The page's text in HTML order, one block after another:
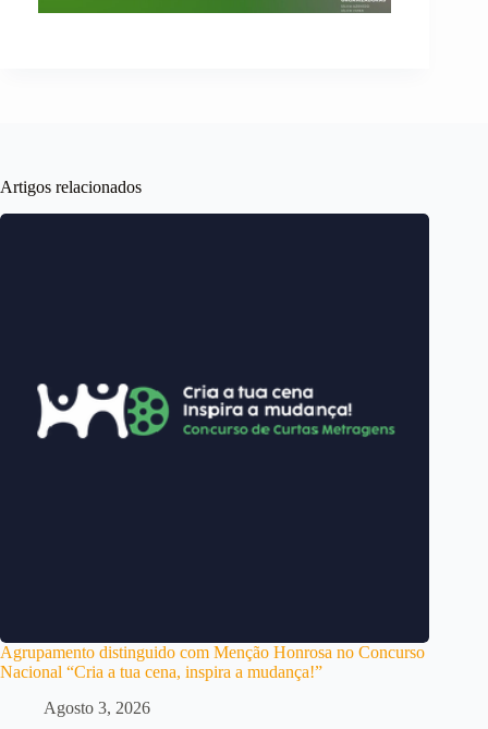
Artigos relacionados
Agrupamento distinguido com Menção Honrosa no Concurso
Nacional “Cria a tua cena, inspira a mudança!”
Agosto 3, 2026